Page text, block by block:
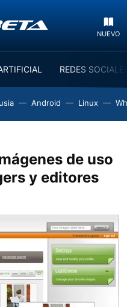
NUEVO
REDES
Android Linux
de uso
y editores